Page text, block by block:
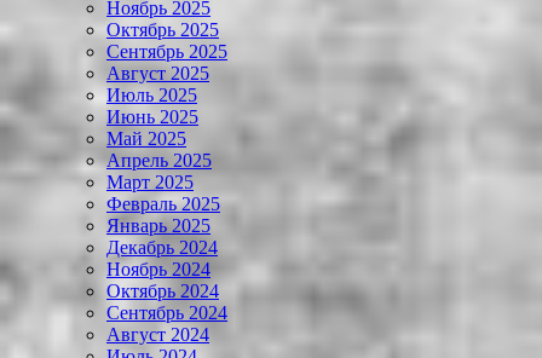
Ноябрь 2025
Октябрь 2025
Сентябрь 2025
Август 2025
Июль 2025
Июнь 2025
Май 2025
Апрель 2025
Март 2025
Февраль 2025
Январь 2025
Декабрь 2024
Ноябрь 2024
Октябрь 2024
Сентябрь 2024
Август 2024